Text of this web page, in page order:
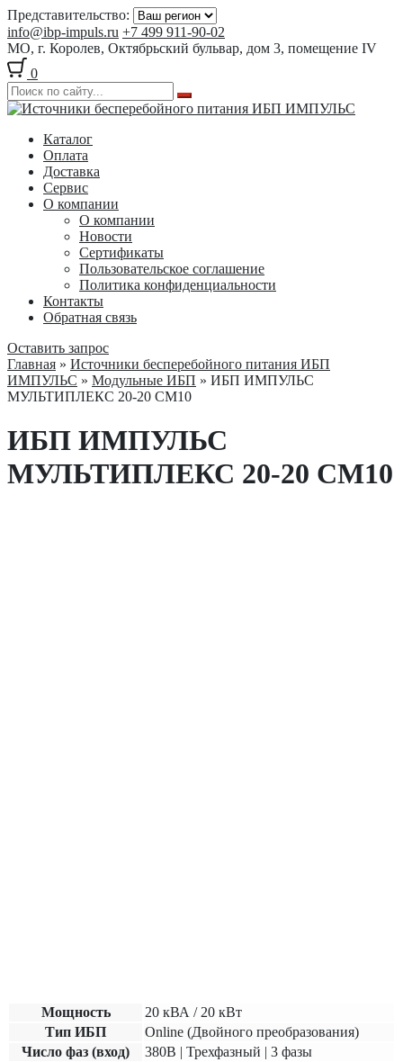
Представительство:
info@ibp-impuls.ru +7 499 911-90-02
МО, г. Королев, Октябрьский бульвар, дом 3, помещение IV
0
Перейти
навигации
Перейти
содержимому
Каталог
Оплата
Доставка
Сервис
О компании
О компании
Новости
Сертификаты
Пользовательское соглашение
Политика конфиденциальности
Контакты
Обратная связь
Оставить запрос
Главная » Источники бесперебойного питания ИБП
ИМПУЛЬС » Модульные ИБП » ИБП ИМПУЛЬС
МУЛЬТИПЛЕКС 20-20 СМ10
ИБП ИМПУЛЬС
МУЛЬТИПЛЕКС 20-20 СМ10
Мощность 20 кВА / 20 кВт
Тип ИБП
Online (Двойного преобразования)
Число фаз (вход)
380В | Трехфазный | 3 фазы